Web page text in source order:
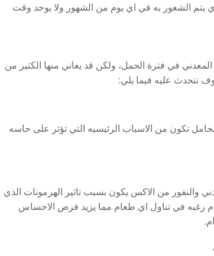
يتم الشعور به في اي يوم من الشهور ولا يوجد وقت
في فترة الحمل، ولكن قد يعاني منها الكثير من
نتحدث عليه فيما يلي:
تكون من الاسباب الرئيسيه التي تؤثر على حاسه
والنفور من الاكس يكون بسبب تاثير الهرمونات الذي
رغبه في تناول اي طعام مما يزيد فرص الاحساس